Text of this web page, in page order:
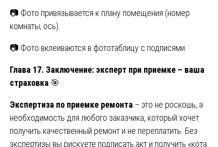
📷 Фото привязывается к плану помещения (номер
комнаты, ось).
📷 Фото вклеиваются в фототаблицу с подписями.
Глава 17. Заключение: эксперт при приемке – ваша
страховка 🎯
Экспертиза по приемке ремонта – это не роскошь, а
необходимость для любого заказчика, который хочет
получить качественный ремонт и не переплатить. Без
экспертизы вы рискуете подписать акт и получить «кота